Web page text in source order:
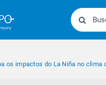
os impactos do La Niña no clima